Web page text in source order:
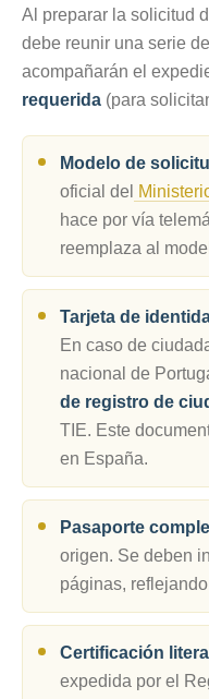
Al preparar la solicitud
debe reunir una serie de
acompañarán el
requerida (para
Modelo de
oficial del
hace por vía
reemplaza al
Tarjeta de
En caso de
nacional de
de registro de
TIE. Este
en España.
Pasaporte
origen. Se deben
páginas,
Certificación
expedida por el